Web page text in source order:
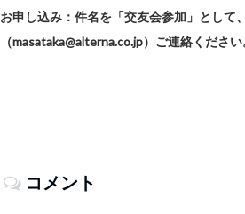
お申し込み：件名を「交友会参加」として
（masataka@alterna.co.jp）ご連絡くださ
コメント